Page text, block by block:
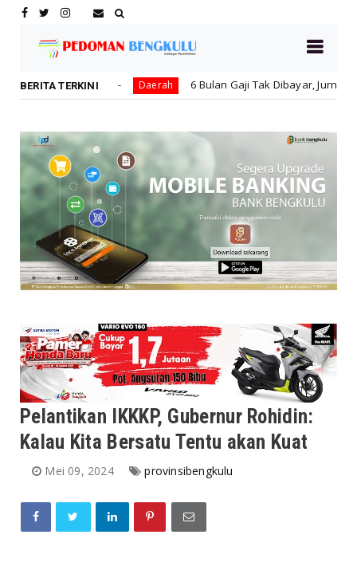
BERITA TERKINI
Daerah 6 Bulan Gaji Tak Dibayar, Jurnalis Nekat Gugat
Pelantikan IKKKP, Gubernur Rohidin:
Kalau Kita Bersatu Tentu akan Kuat
Mei 09, 2024 provinsibengkulu